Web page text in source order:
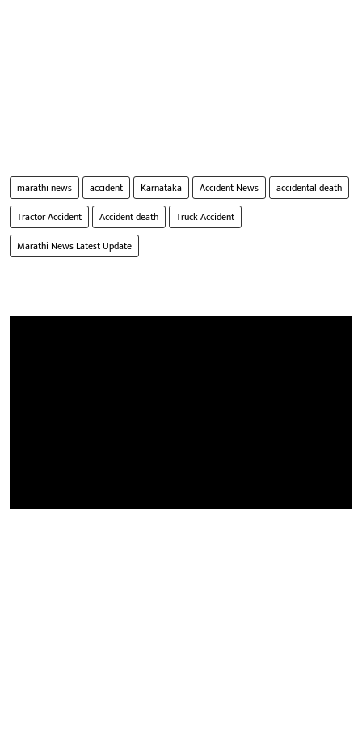
marathi news accident Karnataka Accident News
accidental death
Tractor Accident
Accident death
Truck Accident
Marathi News Latest Update